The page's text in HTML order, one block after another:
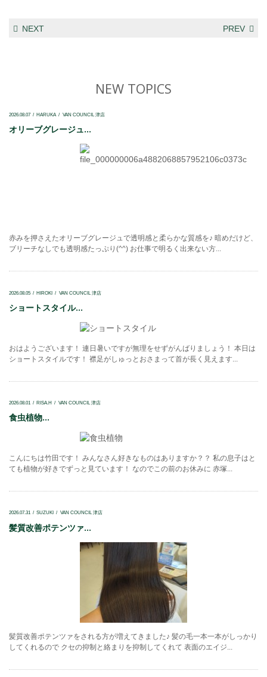
NEXT PREV
NEW TOPICS
2026.08.07 HARUKA VAN COUNCIL 津店
オリーブグレージュ...
赤みを押さえたオリーブグレージュで透明感と柔らかな質感を♪ 暗めだけど、
ブリーチなしでも透明感たっぷり(^^) お仕事で明るく出来ない方...
2026.08.05 HIROKI VAN COUNCIL 津店
ショートスタイル...
おはようございます！ 連日暑いですが無理をせずがんばりましょう！ 本日は
ショートスタイルです！ 襟足がしゅっとおさまって首が長く見えます...
2026.08.01 RISA.H VAN COUNCIL 津店
食虫植物...
こんにちは竹田です！ みんなさん好きなものはありますか？？ 私の息子はと
ても植物が好きでずっと見ています！ なのでこの前のお休みに 赤塚...
2026.07.31 SUZUKI VAN COUNCIL 津店
髪質改善ポテンツァ...
髪質改善ポテンツァをされる方が増えてきました♪ 髪の毛一本一本がしっかり
してくれるので クセの抑制と絡まりを抑制してくれて 表面のエイジ...